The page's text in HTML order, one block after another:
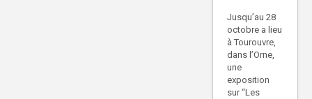
Jusqu’au 28
octobre a lieu
à Tourouvre,
dans l’Orne,
une
exposition
sur “Les